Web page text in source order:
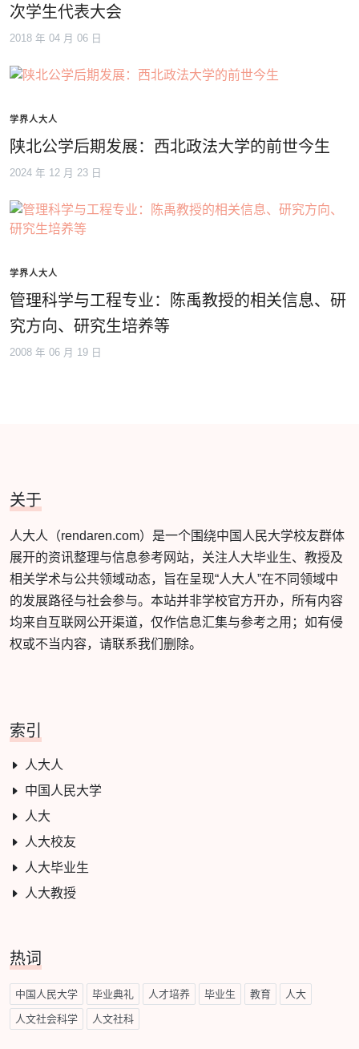
次学生代表大会
2018 年 04 月 06 日
学界人大人
陕北公学后期发展：西北政法大学的前世今生
2024 年 12 月 23 日
学界人大人
管理科学与工程专业：陈禹教授的相关信息、研
究方向、研究生培养等
2008 年 06 月 19 日
关于
人大人（rendaren.com）是一个围绕中国人民大学校友群体
展开的资讯整理与信息参考网站，关注人大毕业生、教授及
相关学术与公共领域动态，旨在呈现“人大人”在不同领域中
的发展路径与社会参与。本站并非学校官方开办，所有内容
均来自互联网公开渠道，仅作信息汇集与参考之用；如有侵
权或不当内容，请联系我们删除。
索引
人大人
中国人民大学
人大
人大校友
人大毕业生
人大教授
热词
中国人民大学 毕业典礼 人才培养 毕业生 教育 人大
人文社会科学 人文社科